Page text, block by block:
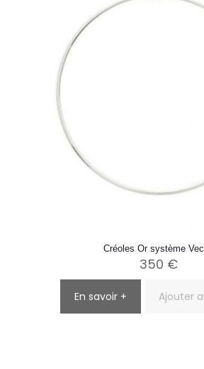
Créoles Or système
350 €
En savoir + Ajouter